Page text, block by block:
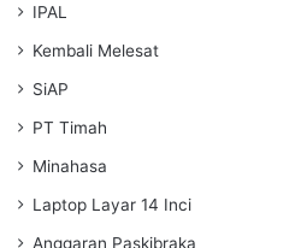
IPAL
Kembali Melesat
SiAP
PT Timah
Minahasa
Laptop Layar 14 Inci
Anggaran Paskibraka